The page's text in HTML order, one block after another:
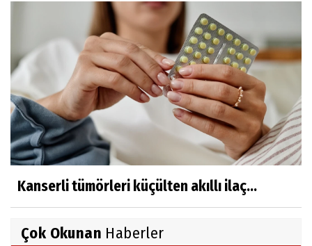
Kanserli tümörleri küçülten akıllı ilaç...
Çok Okunan Haberler